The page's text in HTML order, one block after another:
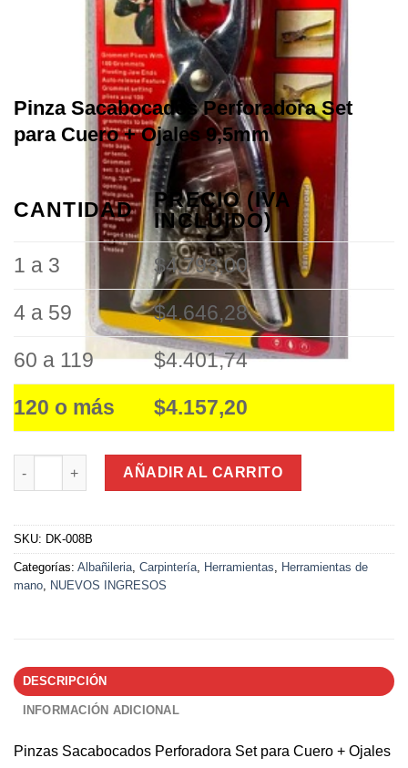
Pinza Sacabocados Perforadora Set
para Cuero + Ojales 9,5mm
CANTIDAD
PRECIO (IVA
INCLUIDO)
1 a 3
$4.793,00
4 a 59 $4.646,28
60 a 119 $4.401,74
120 o más $4.157,20
Pinza Sacabocados Perforadora Set para Cuero + Ojales
AÑADIR AL CARRITO
SKU: DK-008B
Categorías: Albañileria Carpintería Herramientas
Herramientas de
mano
NUEVOS INGRESOS
DESCRIPCIÓN
INFORMACIÓN ADICIONAL
Pinzas Sacabocados Perforadora Set para Cuero + Ojales